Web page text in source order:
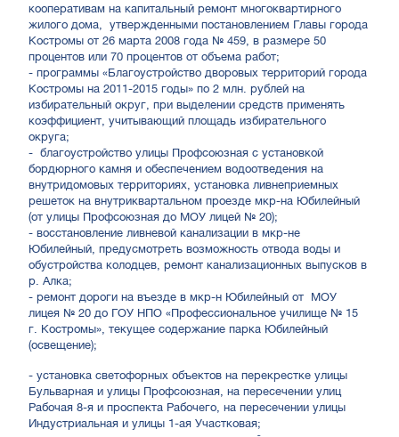
кооперативам на капитальный ремонт многоквартирного
жилого дома, утвержденными постановлением Главы города
Костромы от 26 марта 2008 года № 459, в размере 50
процентов или 70 процентов от объема работ;
- программы «Благоустройство дворовых территорий города
Костромы на 2011-2015 годы» по 2 млн. рублей на
избирательный округ, при выделении средств применять
коэффициент, учитывающий площадь избирательного
округа;
- благоустройство улицы Профсоюзная с установкой
бордюрного камня и обеспечением водоотведения на
внутридомовых территориях, установка ливнеприемных
решеток на внутриквартальном проезде мкр-на Юбилейный
(от улицы Профсоюзная до МОУ лицей № 20);
- восстановление ливневой канализации в мкр-не
Юбилейный, предусмотреть возможность отвода воды и
обустройства колодцев, ремонт канализационных выпусков в
р. Алка;
- ремонт дороги на въезде в мкр-н Юбилейный от МОУ
лицея № 20 до ГОУ НПО «Профессиональное училище № 15
г. Костромы», текущее содержание парка Юбилейный
(освещение);
- установка светофорных объектов на перекрестке улицы
Бульварная и улицы Профсоюзная, на пересечении улиц
Рабочая 8-я и проспекта Рабочего, на пересечении улицы
Индустриальная и улицы 1-ая Участковая;